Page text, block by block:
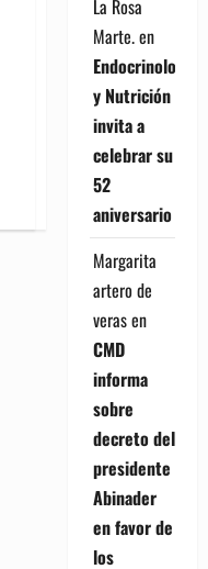
La Rosa
Marte.en
Endocrinología
y Nutrición
invita a
celebrar su
52
aniversario
Margarita
artero de
verasen
CMD
informa
sobre
decreto del
presidente
Abinader
en favor de
los